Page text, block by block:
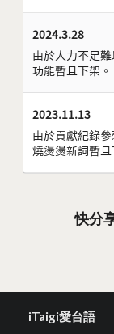
2024.3.28
由於人力不足
功能暫且下架。
2023.11.13
由於貢獻紀錄
燒燙燙新詞暫且
快分
iTaigi愛台語